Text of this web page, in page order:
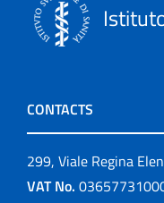
CONTACTS
299, Viale Regina
VAT No.